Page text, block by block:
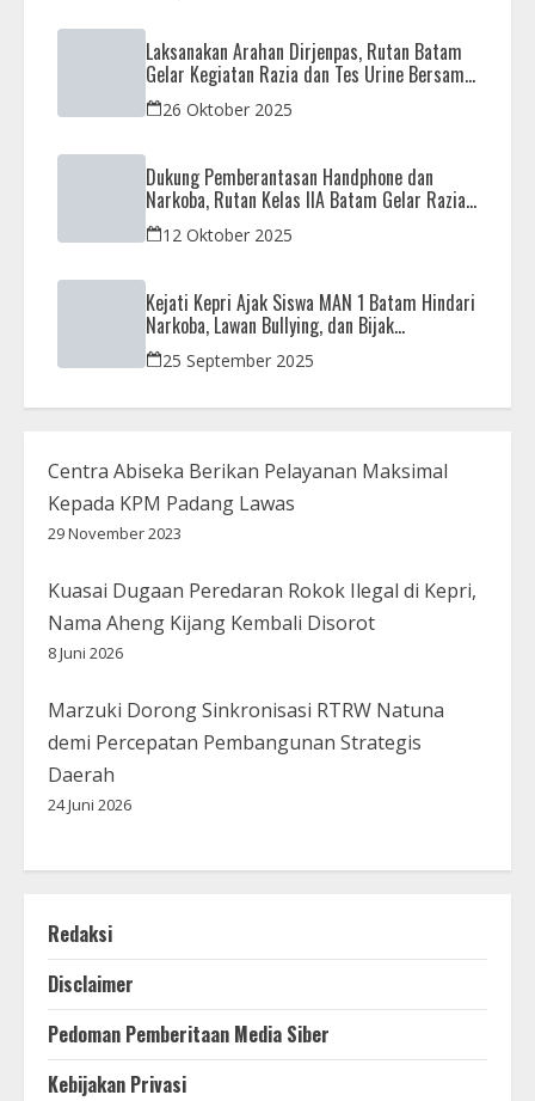
Laksanakan Arahan Dirjenpas, Rutan Batam
Gelar Kegiatan Razia dan Tes Urine Bersama
APH26 Oktober 2025
Dukung Pemberantasan Handphone dan
Narkoba, Rutan Kelas IIA Batam Gelar Razia
Bersama Aparat Penegak Hukum
12 Oktober 2025
Kejati Kepri Ajak Siswa MAN 1 Batam Hindari
Narkoba, Lawan Bullying, dan Bijak
Bermedsos
25 September 2025
Centra Abiseka Berikan Pelayanan Maksimal
Kepada KPM Padang Lawas
29 November 2023
Kuasai Dugaan Peredaran Rokok Ilegal di Kepri,
Nama Aheng Kijang Kembali Disorot
8 Juni 2026
Marzuki Dorong Sinkronisasi RTRW Natuna
demi Percepatan Pembangunan Strategis
Daerah
24 Juni 2026
Redaksi
Disclaimer
Pedoman Pemberitaan Media Siber
Kebijakan Privasi